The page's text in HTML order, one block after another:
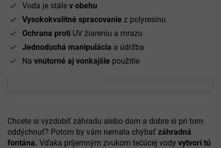
Voda je stále v obehu
Vysokokvalitné spracovanie z polyresinu
Ochrana proti UV žiareniu a mrazu
Jednoduchá manipulácia a údržba
Na vnútorné aj vonkajšie použitie
Chcete si vyzdobiť záhradu alebo dom a dobre si pri tom
oddýchnuť? Potom by vám nemala chýbať záhradná
fontána. Vďaka príjemným zvukom tečúcej vody vytvorí tú